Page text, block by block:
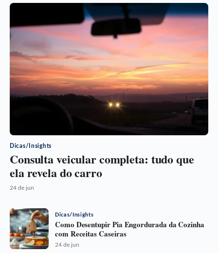
Dicas/Insights
Consulta veicular completa: tudo que
ela revela do carro
24 de jun
Dicas/Insights
Como Desentupir Pia Engordurada da Cozinha
com Receitas Caseiras
24 de jun